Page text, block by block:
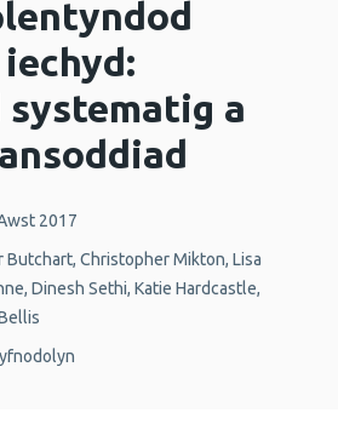
a
2017
Butchart, Christopher Mikton, Lisa
Dinesh Sethi, Katie Hardcastle,